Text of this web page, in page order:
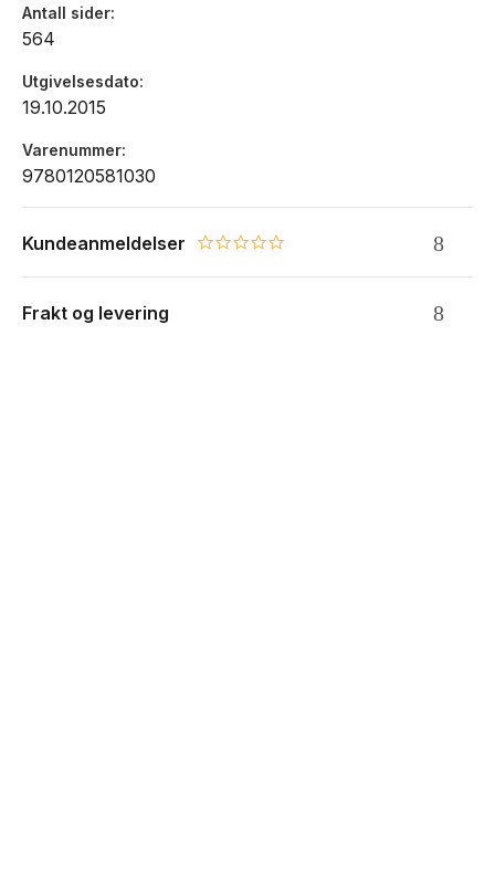
Antall sider
564
Utgivelsesdato
19.10.2015
Varenummer
9780120581030
Kundeanmeldelser 0.0 star rating
Frakt og levering